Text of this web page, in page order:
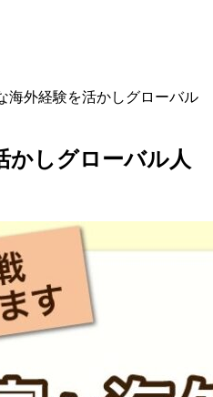
海外経験を活かしグローバル
かしグローバル人